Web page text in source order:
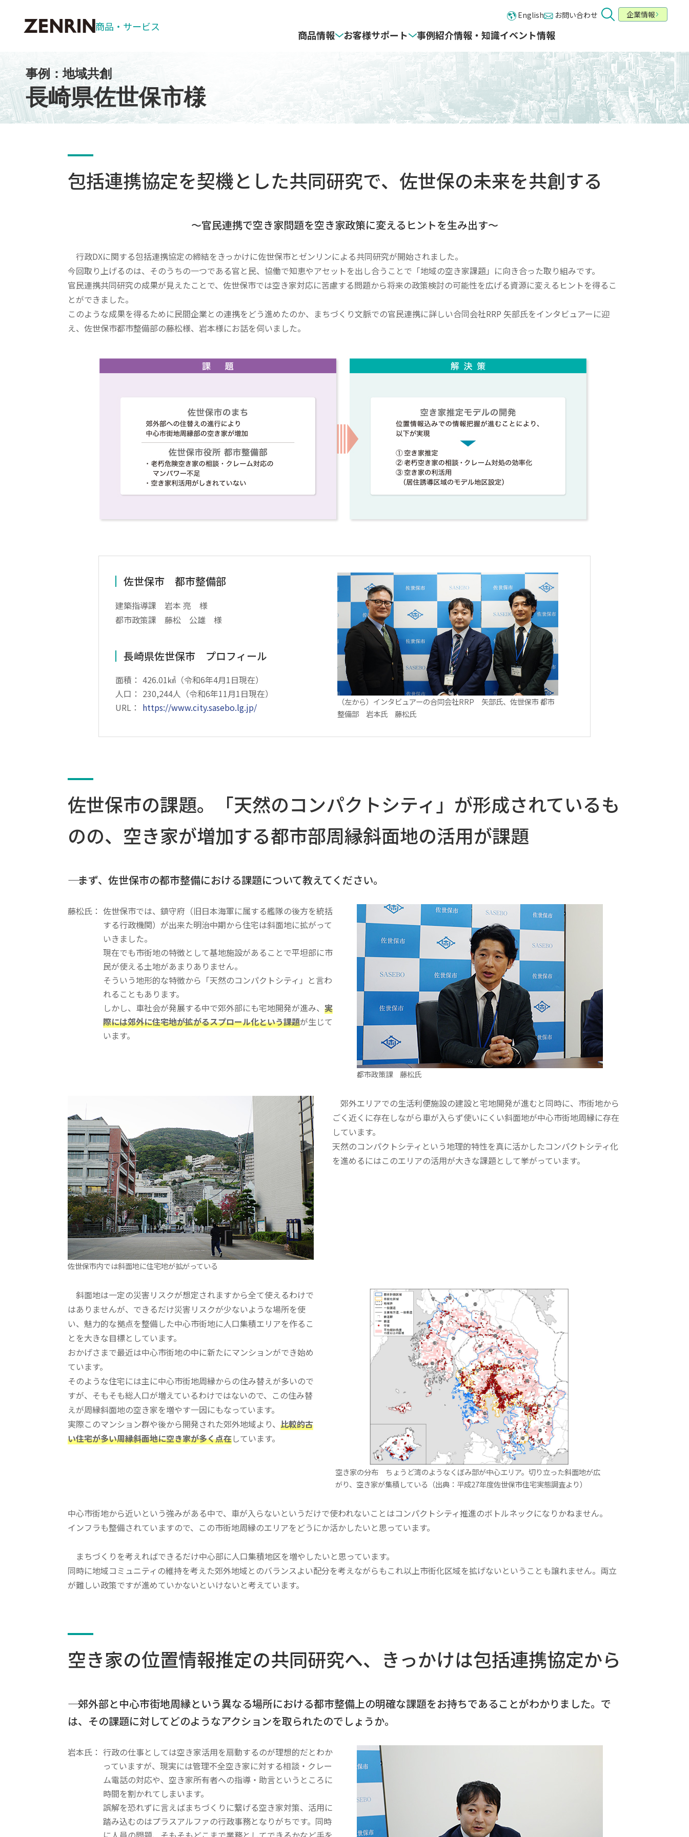
商品・ サービス
English お問い合わせ 企業情報
商品情報
商品情報
自治体
3D地図データ
ZENRIN Maps API
カーナビソフト
業種・業態から探す
カテゴリーから探す
カタログ一覧
お客様サポート
お客様サポート
ソフトウェアダウンロード
住宅地図の発行地区と価格表
サポート対象商品・
サポート終了予定日一覧
お問い合わせ
メールでの お問い合わせ
事例紹介情報・知識​イベント情報
事例：地域共創
長崎県佐世保市様
包括連携協定を契機とした共同研究で、佐世保の未来を共創する
〜官民連携で空き家問題を空き家政策に変えるヒントを生み出す〜
行政DXに関する包括連携協定の締結をきっかけに佐世保市とゼンリンによる共同研究が開始されました。
今回取り上げるのは、そのうちの一つである官と民、協働で知恵やアセットを出し合うことで「地域の空き家課題」に向き合った取り組みです。
官民連携共同研究の成果が見えたことで、佐世保市では空き家対応に苦慮する問題から将来の政策検討の可能性を広げる資源に変えるヒントを得るこ
とができました。
このような成果を得るために民間企業との連携をどう進めたのか、まちづくり文脈での官民連携に詳しい合同会社RRP 矢部氏をインタビュアーに迎
え、佐世保市都市整備部の藤松様、岩本様にお話を伺いました。
（左から）インタビュアーの合同会社RRP 矢部氏、佐世保市 都市
整備部 岩本氏 藤松氏
佐世保市 都市整備部
建築指導課 岩本 亮 様
都市政策課 藤松 公雄 様
長崎県佐世保市 プロフィール
面積： 426.01㎢（令和6年4月1日現在）
人口： 230,244人（令和6年11月1日現在）
URL： https://www.city.sasebo.lg.jp/
佐世保市の課題。「天然のコンパクトシティ」が形成されているも
のの、空き家が増加する都市部周縁斜面地の活用が課題
―― まず、佐世保市の都市整備における課題について教えてください。
都市政策課 藤松氏
藤松氏： 佐世保市では、鎮守府（旧日本海軍に属する艦隊の後方を統括
する行政機関）が出来た明治中期から住宅は斜面地に拡がって
いきました。
現在でも市街地の特徴として基地施設があることで平坦部に市
民が使える土地があまりありません。
そういう地形的な特徴から「天然のコンパクトシティ」と言わ
れることもあります。
しかし、車社会が発展する中で郊外部にも宅地開発が進み、 実
際には郊外に住宅地が拡がるスプロール化という課題が生じて
います。
佐世保市内では斜面地に住宅地が拡がっている
郊外エリアでの生活利便施設の建設と宅地開発が進むと同時に、市街地から
ごく近くに存在しながら車が入らず使いにくい斜面地が中心市街地周縁に存在
しています。
天然のコンパクトシティという地理的特性を真に活かしたコンパクトシティ化
を進めるにはこのエリアの活用が大きな課題として挙がっています。
空き家の分布 ちょうど湾のようなくぼみ部が中心エリア。切り立った斜面地が広
がり、空き家が集積している（出典：平成27年度佐世保市住宅実態調査より）
斜面地は一定の災害リスクが想定されますから全て使えるわけで
はありませんが、できるだけ災害リスクが少ないような場所を使
い、魅力的な拠点を整備した中心市街地に人口集積エリアを作るこ
とを大きな目標としています。
おかげさまで最近は中心市街地の中に新たにマンションができ始め
ています。
そのような住宅には主に中心市街地周縁からの住み替えが多いので
すが、そもそも総人口が増えているわけではないので、この住み替
えが周縁斜面地の空き家を増やす一因にもなっています。
実際このマンション群や後から開発された郊外地域より、 比較的古
い住宅が多い周縁斜面地に空き家が多く点在しています。
中心市街地から近いという強みがある中で、車が入らないというだけで使われないことはコンパクトシティ推進のボトルネックになりかねません。
インフラも整備されていますので、この市街地周縁のエリアをどうにか活かしたいと思っています。
まちづくりを考えればできるだけ中心部に人口集積地区を増やしたいと思っています。
同時に地域コミュニティの維持を考えた郊外地域とのバランスよい配分を考えながらもこれ以上市街化区域を拡げないということも譲れません。両立
が難しい政策ですが進めていかないといけないと考えています。
空き家の位置情報推定の共同研究へ、きっかけは包括連携協定から
―― 郊外部と中心市街地周縁という異なる場所における都市整備上の明確な課題をお持ちであることがわかりました。で
は、その課題に対してどのようなアクションを取られたのでしょうか。
岩本氏： 行政の仕事としては空き家活用を扇動するのが理想的だとわか
っていますが、現実には管理不全空き家に対する相談・クレー
ム電話の対応や、空き家所有者への指導・助言というところに
時間を割かれてしまいます。
誤解を恐れずに言えばまちづくりに繋げる空き家対策、活用に
踏み込むのはプラスアルファの行政事務となりがちです。同時